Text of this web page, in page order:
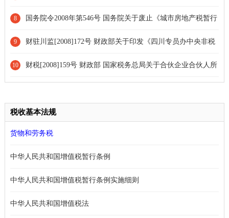
工业和信息化部 商务部 国家税务总局关于发布2008年度国家规划
布局内重点软件企业名单的通知
8 国务院令2008年第546号 国务院关于废止《城市房地产税暂行
条例》、《长江干线航道养护费征收办法》、《内河航道养护费征
收和使用办法》的规定
9 财驻川监[2008]172号 财政部关于印发《四川专员办中央非税
收入监缴工作操作办法》的通知
10 财税[2008]159号 财政部 国家税务总局关于合伙企业合伙人所
税收基本法规
货物和劳务税
中华人民共和国增值税暂行条例
中华人民共和国增值税暂行条例实施细则
中华人民共和国增值税法